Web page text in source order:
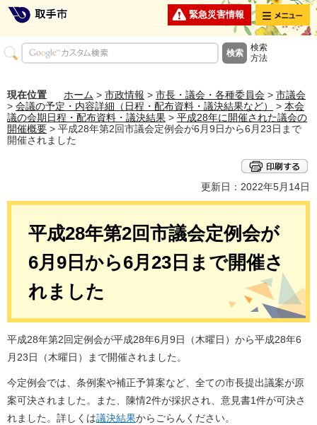
緊急災害情報 メニュー
検索
方法
現在位置 ホーム > 市政情報 > 市長・議会・各種委員会 > 市議会
> 会議の予定・内容詳細（日程・配布資料・議決結果など） > 本会
議の会期日程・配布資料・議決結果 > 平成28年に開催された議会の
開催概要 > 平成28年第2回市議会定例会が6月9日から6月23日まで
開催されました
更新日：2022年5月14日
平成28年第2回市議会定例会が
6月9日から6月23日まで開催さ
れました
平成28年第2回定例会が平成28年6月9日（木曜日）から平成28年6
月23日（木曜日）まで開催されました。
今定例会では、条例案や補正予算案など、全ての市長提出議案が原
案可決されました。また、陳情2件が採択され、意見書1件が可決さ
れました。詳しくは議決結果からごらんください。